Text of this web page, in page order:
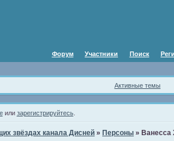
Форум Участники Поиск
Активные темы
или зарегистрируйтесь.
звёздах канала Дисней » Персоны » Ванесса